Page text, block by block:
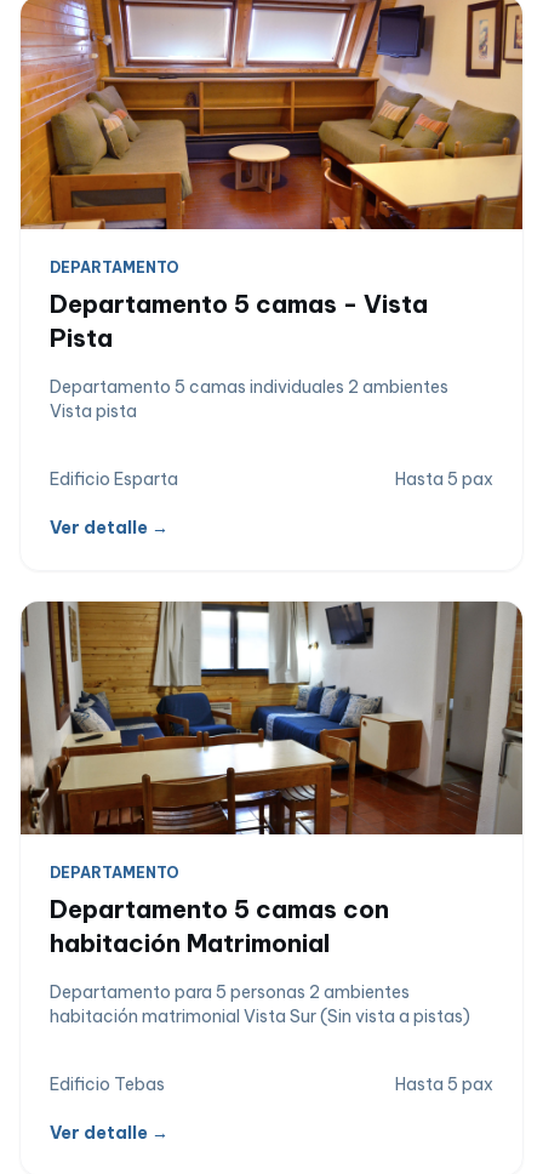
DEPARTAMENTO
Departamento 5 camas - Vista
Pista
Departamento 5 camas individuales 2 ambientes
Vista pista
Edificio Esparta Hasta 5 pax
Ver detalle →
DEPARTAMENTO
Departamento 5 camas con
habitación Matrimonial
Departamento para 5 personas 2 ambientes
habitación matrimonial Vista Sur (Sin vista a pistas)
Edificio Tebas Hasta 5 pax
Ver detalle →